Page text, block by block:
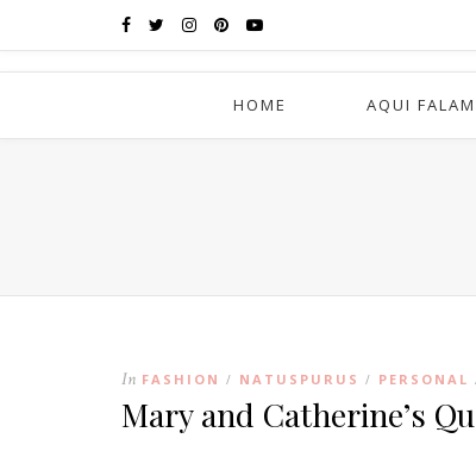
HOME AQUI
In FASHION / NATUSPURUS / PERSONAL
Mary and Catherine’s